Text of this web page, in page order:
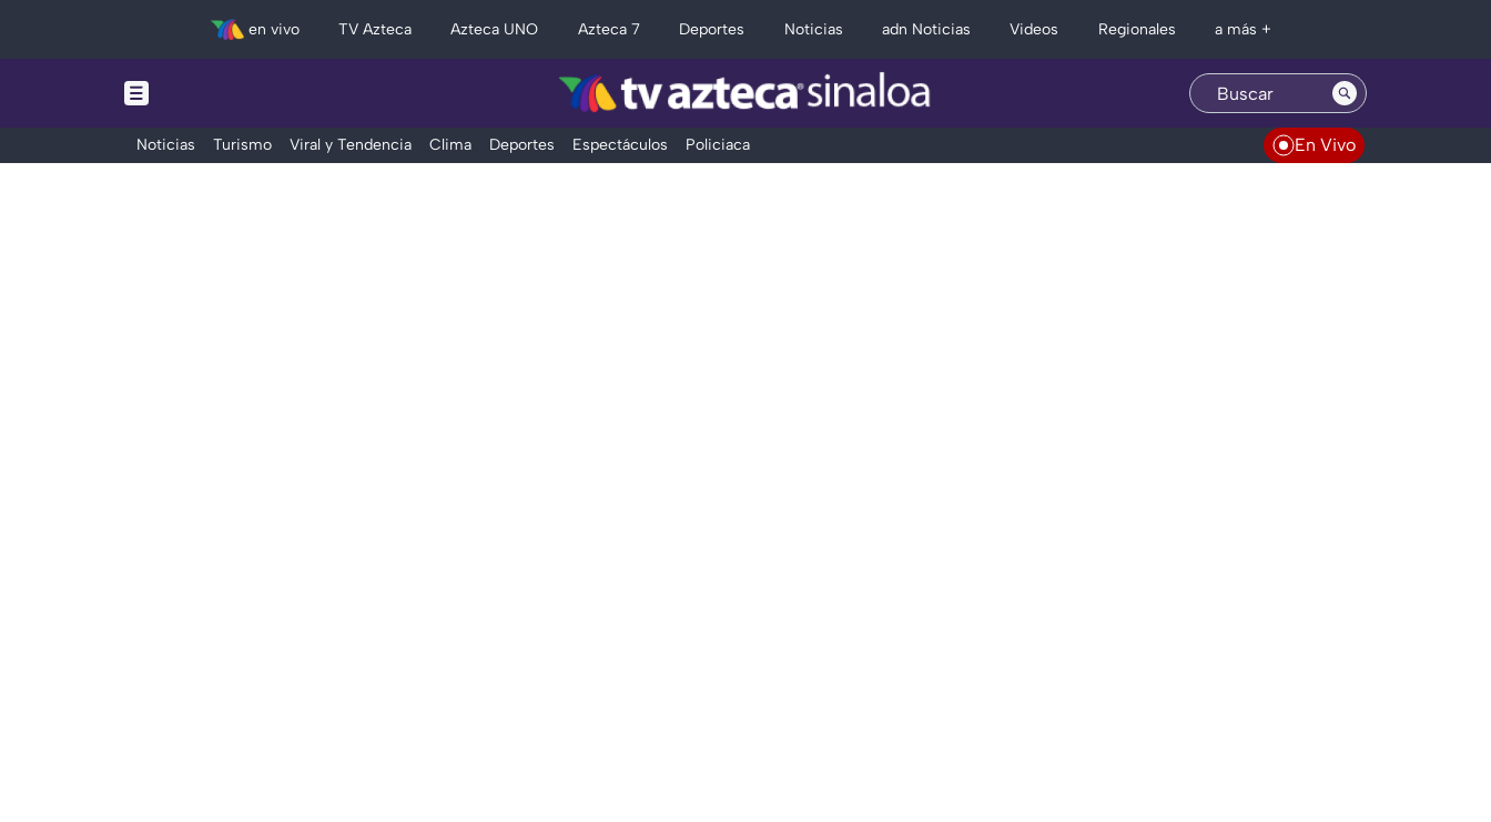
en vivo TV Azteca Azteca UNO Azteca 7 Deportes Noticias adn Noticias Videos Regionales a más +
Noticias Turismo Viral y Tendencia Clima Deportes Espectáculos Policiaca En Vivo